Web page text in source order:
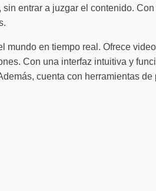
entrar a juzgar el contenido.
mundo en tiempo real. Ofrece
Con una interfaz intuitiva y
cuenta con herramientas de